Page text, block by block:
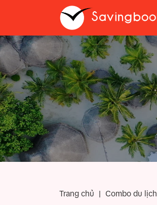
Trang chủ | Combo du lịch